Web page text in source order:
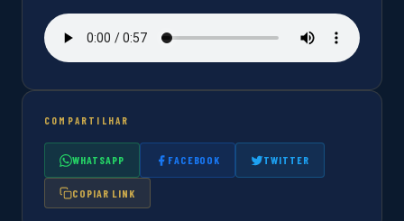
COMPARTILHAR
WHATSAPP FACEBOOK TWITTER
COPIAR LINK